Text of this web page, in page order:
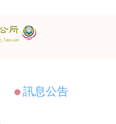
訊息公告